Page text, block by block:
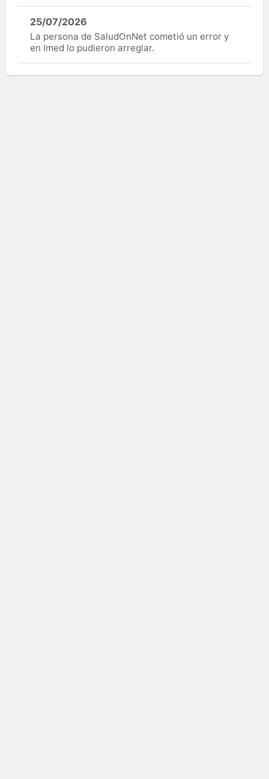
25/07/2026
La persona de SaludOnNet cometió un error y
en Imed lo pudieron arreglar.